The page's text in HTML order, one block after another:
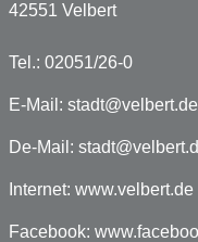
42551 Velbert
Tel.: 02051/26-0
E-Mail: stadt@velbert.de
De-Mail:
Internet: www.velbert.de
Facebook: